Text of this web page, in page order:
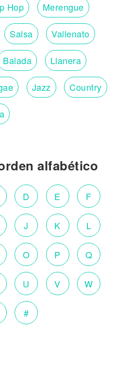
Hop Merengue
Salsa Vallenato
Balada Llanera
Jazz Country
alfabético
D E F
J K L
O P Q
U V W
#